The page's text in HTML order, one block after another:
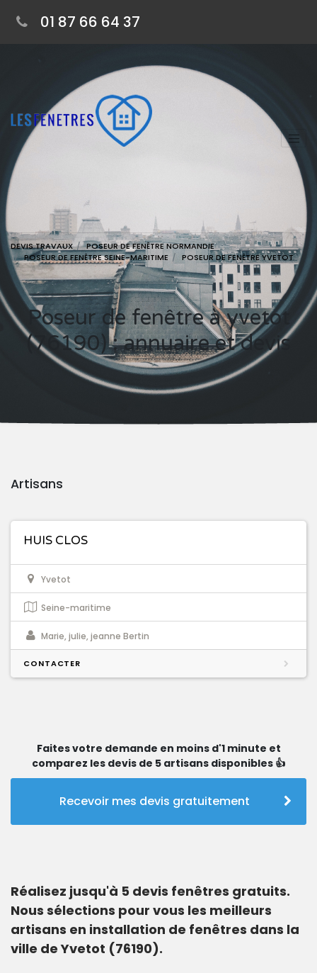
01 87 66 64 37
DEVIS TRAVAUX
POSEUR DE FENÊTRE NORMANDIE
POSEUR DE FENÊTRE SEINE-MARITIME
POSEUR DE FENÊTRE YVETOT
Poseur de fenêtre à yvetot
(76190) : annuaire et devis
Artisans
HUIS CLOS
Yvetot
Seine-maritime
Marie, julie, jeanne Bertin
CONTACTER
Faites votre demande en moins d'1 minute et
comparez les devis de 5 artisans disponibles 👍
Recevoir mes devis gratuitement
Réalisez jusqu'à 5 devis fenêtres gratuits.
Nous sélections pour vous les meilleurs
artisans en installation de fenêtres dans la
ville de Yvetot (76190).